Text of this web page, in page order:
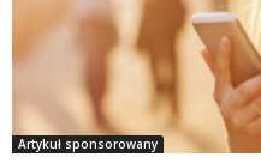
Artykuł sponsorowany